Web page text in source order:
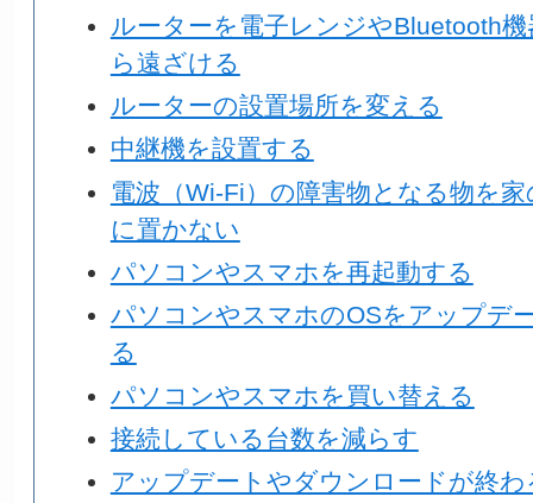
ルーターを電子レンジやBluetooth機
ら遠ざける
ルーターの設置場所を変える
中継機を設置する
電波（Wi-Fi）の障害物となる物を家
に置かない
パソコンやスマホを再起動する
パソコンやスマホのOSをアップデ
る
パソコンやスマホを買い替える
接続している台数を減らす
アップデートやダウンロードが終わ